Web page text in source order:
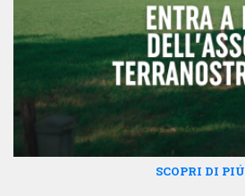
SCOPRI DI PIÚ